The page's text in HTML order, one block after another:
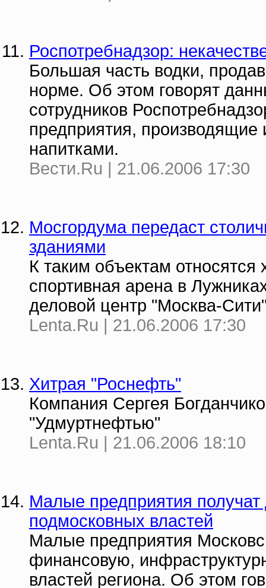
Роспотребнадзор:
Большая часть водки,
норме. Об этом говорят
сотрудников
предприятия,
напитками.
Вести.Ru | 21.06.2006 17:30
Мосгордума передаст
зданиями
К таким объектам
спортивная арена в
деловой центр "Москва-
Lenta.Ru | 21.06.2006 17:30
Хитрая "Роснефть"
Компания Сергея
"Удмуртнефтью"
Lenta.Ru | 21.06.2006 18:10
Малые предприятия
подмосковных властей
Малые предприятия
финансовую,
властей региона. Об этом